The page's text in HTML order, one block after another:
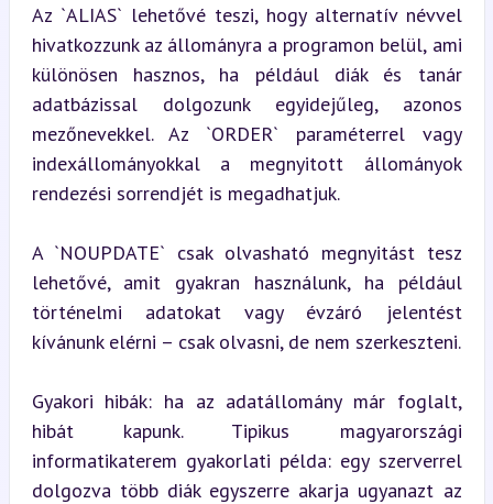
Az `ALIAS` lehetővé teszi, hogy alternatív névvel
hivatkozzunk az állományra a programon belül, ami
különösen hasznos, ha például diák és tanár
adatbázissal dolgozunk egyidejűleg, azonos
mezőnevekkel. Az `ORDER` paraméterrel vagy
indexállományokkal a megnyitott állományok
rendezési sorrendjét is megadhatjuk.
A `NOUPDATE` csak olvasható megnyitást tesz
lehetővé, amit gyakran használunk, ha például
történelmi adatokat vagy évzáró jelentést
kívánunk elérni – csak olvasni, de nem szerkeszteni.
Gyakori hibák: ha az adatállomány már foglalt,
hibát kapunk. Tipikus magyarországi
informatikaterem gyakorlati példa: egy szerverrel
dolgozva több diák egyszerre akarja ugyanazt az